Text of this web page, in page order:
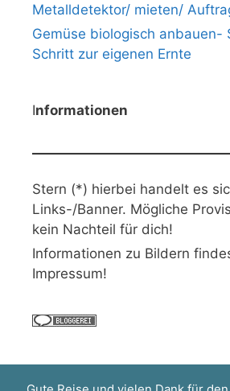
Metalldetektor/ mieten/
Gemüse biologisch anbauen-
Schritt zur eigenen Ernte
Informationen
Stern (*) hierbei handelt es
Links-/Banner. Mögliche
kein Nachteil für dich!
Informationen zu Bildern
Impressum!